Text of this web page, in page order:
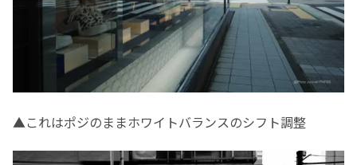
▲これはポジのままホワイトバランスのシフト調整